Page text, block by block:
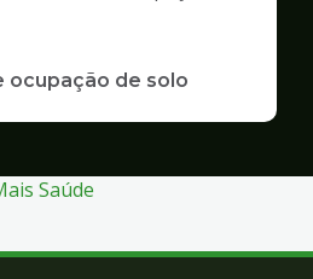
ocupação de solo
Saúde